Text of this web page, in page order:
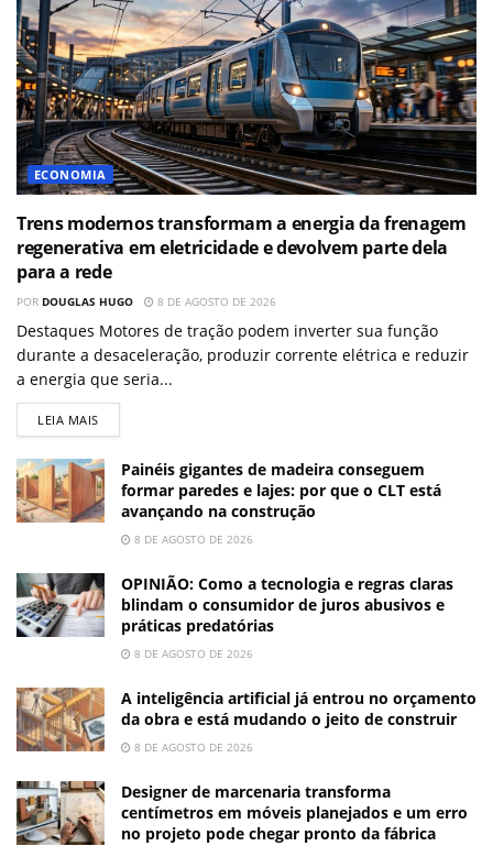
ECONOMIA
Trens modernos transformam a energia da frenagem
regenerativa em eletricidade e devolvem parte dela
para a rede
POR DOUGLAS HUGO 8 DE AGOSTO DE 2026
Destaques Motores de tração podem inverter sua função
durante a desaceleração, produzir corrente elétrica e reduzir
a energia que seria...
LEIA MAIS
Painéis gigantes de madeira conseguem
formar paredes e lajes: por que o CLT está
avançando na construção
8 DE AGOSTO DE 2026
OPINIÃO: Como a tecnologia e regras claras
blindam o consumidor de juros abusivos e
práticas predatórias
8 DE AGOSTO DE 2026
A inteligência artificial já entrou no orçamento
da obra e está mudando o jeito de construir
8 DE AGOSTO DE 2026
Designer de marcenaria transforma
centímetros em móveis planejados e um erro
no projeto pode chegar pronto da fábrica